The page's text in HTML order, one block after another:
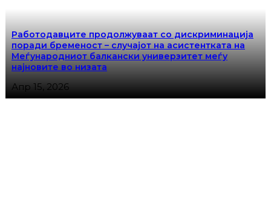
Работодавците продолжуваат со дискриминација
поради бременост – случајот на асистентката на
Меѓународниот балкански универзитет меѓу
најновите во низата
Апр 15, 2026